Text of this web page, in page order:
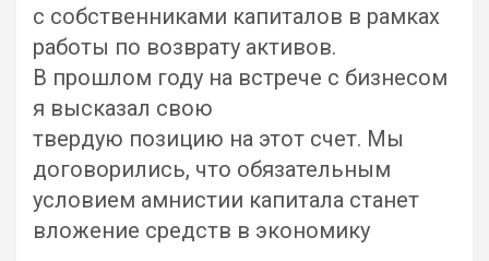
с собственниками капиталов в рамках
работы по возврату активов.
В прошлом году на встрече с бизнесом
я высказал свою
твердую позицию на этот счет. Мы
договорились, что обязательным
условием амнистии капитала станет
вложение средств в экономику